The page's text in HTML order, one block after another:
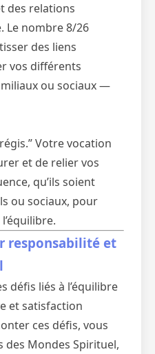
des relations
Le nombre 8/26
des liens
vos différents
ou sociaux —
Votre vocation
et de relier vos
qu’ils soient
ou sociaux, pour
responsabilité et
défis liés à l’équilibre
et satisfaction
ces défis, vous
des Mondes Spirituel,